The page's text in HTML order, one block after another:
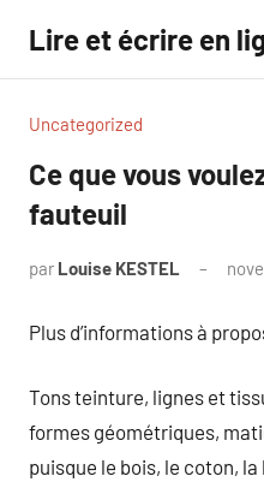
contenu
Lire et écrire en
Uncategorized
Ce que vous
fauteuil
par Louise KESTEL
Plus d’informations à
Tons teinture, lignes et
formes géométriques,
puisque le bois, le coton,